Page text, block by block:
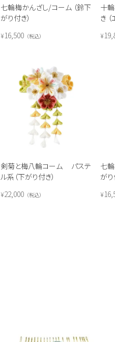
七輪梅かんざし/コーム （鈴下
がり付き）
¥16,500 税込
十
き
¥
剣菊と梅八輪コーム パステ
ル系（下がり付き）
¥22,000 税込
七
が
¥